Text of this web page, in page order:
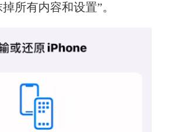
所有内容和设置”。